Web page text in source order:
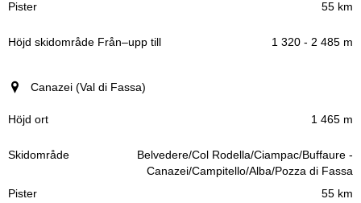
55 km
1 320 - 2 485 m
Canazei (Val di Fassa)
1 465 m
Belvedere/Col Rodella/Ciampac/Buffaure -
Canazei/Campitello/Alba/Pozza di Fassa
55 km